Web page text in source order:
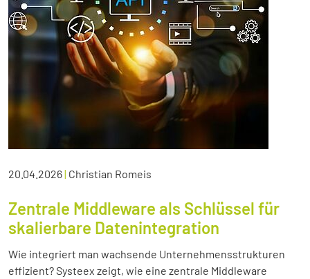
20.04.2026| Christian Romeis
Zentrale Middleware als Schlüssel für
skalierbare Datenintegration
Wie integriert man wachsende Unternehmensstrukturen
effizient? Systeex zeigt, wie eine zentrale Middleware